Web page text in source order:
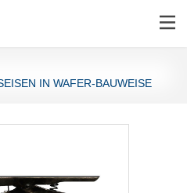
IN WAFER-BAUWEISE